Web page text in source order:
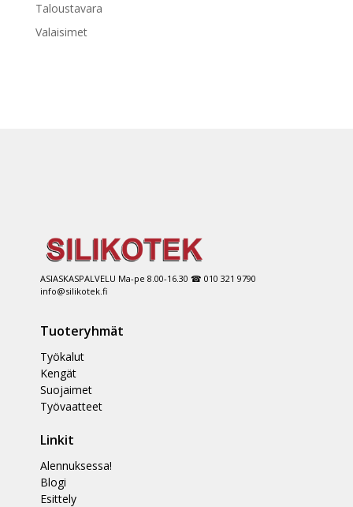
Taloustavara
Valaisimet
ASIASKASPALVELU Ma-pe 8.00-16.30 ☎ 010 321 9790
info@silikotek.fi
Tuoteryhmät
Työkalut
Kengät
Suojaimet
Työvaatteet
Linkit
Alennuksessa!
Blogi
Esittely